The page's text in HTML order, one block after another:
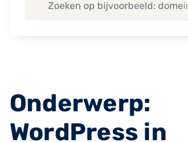
Onderwerp:
WordPress in